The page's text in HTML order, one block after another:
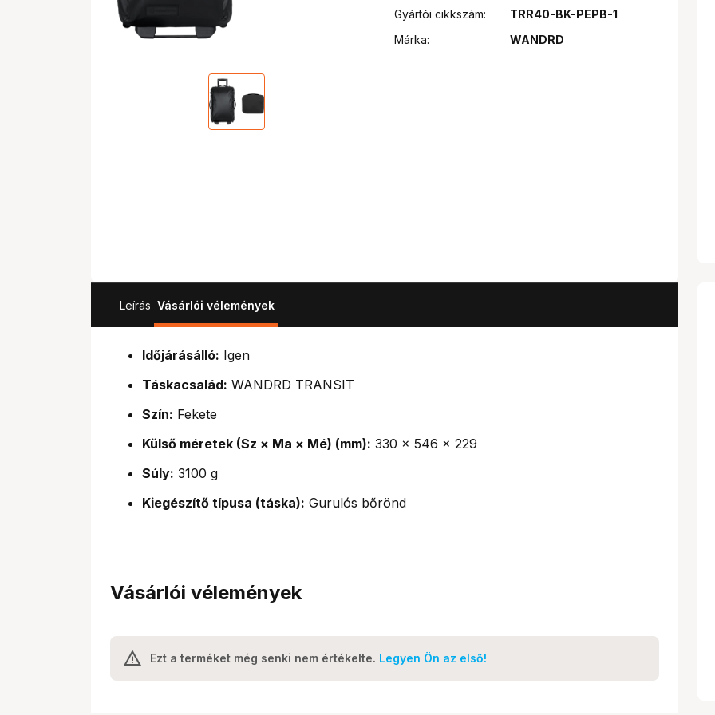
Gyártói cikkszám:
TRR40-BK-PEPB-1
Márka:
WANDRD
Leírás Vásárlói vélemények
Időjárásálló: Igen
Táskacsalád: WANDRD TRANSIT
Szín: Fekete
Külső méretek (Sz × Ma × Mé) (mm): 330 × 546 × 229
Súly: 3100 g
Kiegészítő típusa (táska): Gurulós bőrönd
Vásárlói vélemények
Ezt a terméket még senki nem értékelte. Legyen Ön az első!